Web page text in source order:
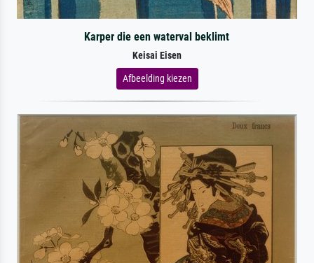
Karper die een waterval beklimt
Keisai Eisen
Afbeelding kiezen